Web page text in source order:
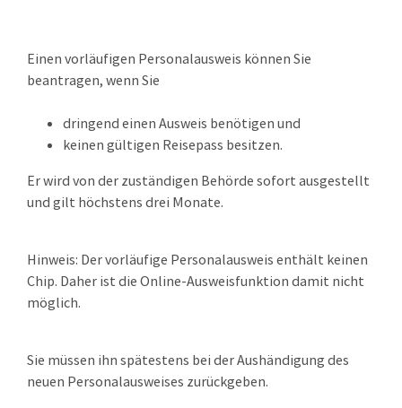
Einen vorläufigen Personalausweis können Sie
beantragen, wenn Sie
dringend einen Ausweis benötigen und
keinen gültigen Reisepass besitzen.
Er wird von der zuständigen Behörde sofort ausgestellt
und gilt höchstens drei Monate.
Hinweis: Der vorläufige Personalausweis enthält keinen
Chip. Daher ist die Online-Ausweisfunktion damit nicht
möglich.
Sie müssen ihn spätestens bei der Aushändigung des
neuen Personalausweises zurückgeben.